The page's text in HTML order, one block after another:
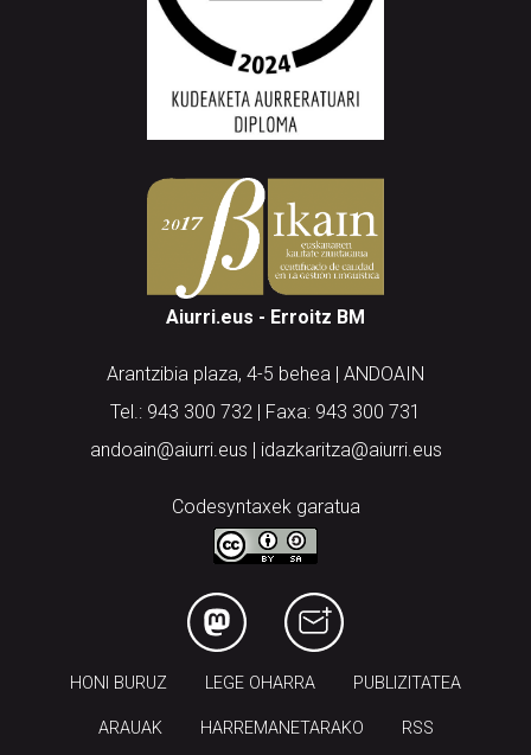
Aiurri.eus - Erroitz BM
Arantzibia plaza, 4-5 behea | ANDOAIN
Tel.: 943 300 732 | Faxa: 943 300 731
andoain@aiurri.eus | idazkaritza@aiurri.eus
Codesyntaxek garatua
HONI BURUZ LEGE OHARRA PUBLIZITATEA
ARAUAK HARREMANETARAKO RSS